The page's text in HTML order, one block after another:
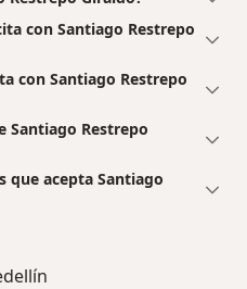
con Santiago Restrepo
con Santiago Restrepo
Santiago Restrepo
que acepta Santiago